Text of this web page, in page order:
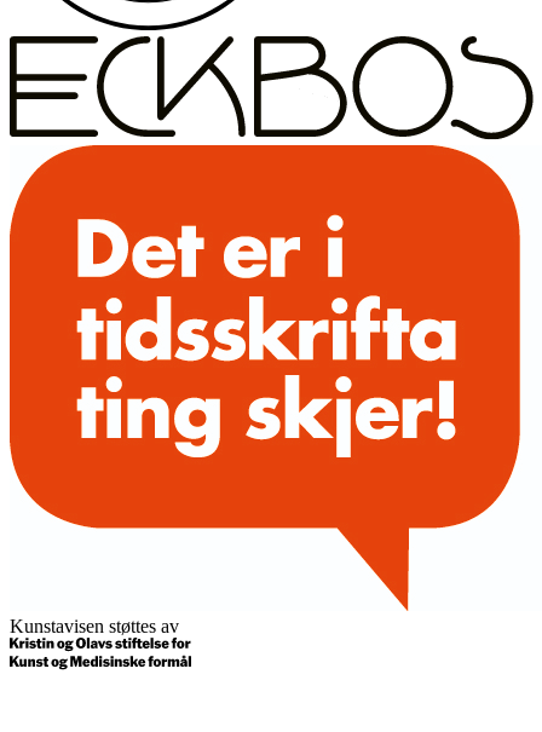
Kunstavisen støttes av